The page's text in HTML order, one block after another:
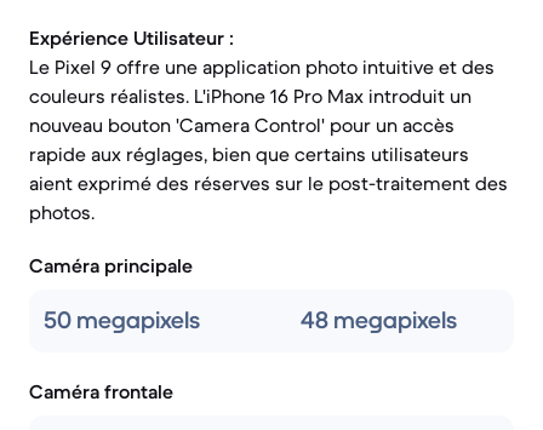
Expérience Utilisateur :
Le Pixel 9 offre une application photo intuitive et des
couleurs réalistes. L'iPhone 16 Pro Max introduit un
nouveau bouton 'Camera Control' pour un accès
rapide aux réglages, bien que certains utilisateurs
aient exprimé des réserves sur le post-traitement des
photos.
Caméra principale
50 megapixels 48 megapixels
Caméra frontale